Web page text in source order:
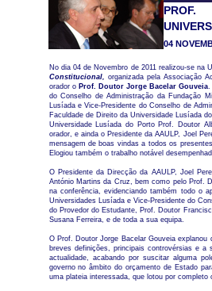
PROF.
04
No dia 04 de Novembro de 2011 realizou-se na
Constitucional, organizada pela Associação
orador o Prof. Doutor Jorge Bacelar Gouveia.
do Conselho de Administração da Fundação
Lusíada e Vice-Presidente do Conselho de
Faculdade de Direito da Universidade Lusíada
Universidade Lusíada do Porto Prof. Doutor
orador, e ainda o Presidente da AAULP, Joel
mensagem de boas vindas a todos os
Elogiou também o trabalho notável
O Presidente da Direcção da AAULP, Joel
António Martins da Cruz, bem como pelo Prof.
na conferência, evidenciando também todo o
Universidades Lusíada e Vice-Presidente do
do Provedor do Estudante, Prof. Doutor
Susana Ferreira, e de toda a sua equipa.
O Prof. Doutor Jorge Bacelar Gouveia
breves definições, principais controvérsias e
actualidade, acabando por suscitar alguma
governo no âmbito do orçamento de Estado
uma plateia interessada, que lotou por completo